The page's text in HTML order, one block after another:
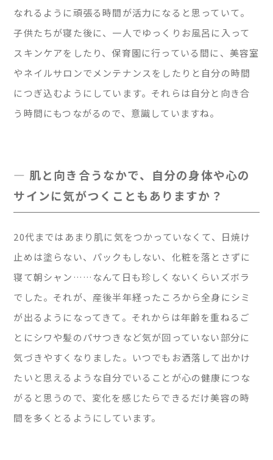
なれるように頑張る時間が活力になると思っていて。
子供たちが寝た後に、一人でゆっくりお風呂に入って
スキンケアをしたり、保育園に行っている間に、美容室
やネイルサロンでメンテナンスをしたりと自分の時間
につぎ込むようにしています。それらは自分と向き合
う時間にもつながるので、意識していますね。
— 肌と向き合うなかで、自分の身体や心の
サインに気がつくこともありますか？
20代まではあまり肌に気をつかっていなくて、日焼け
止めは塗らない、パックもしない、化粧を落とさずに
寝て朝シャン……なんて日も珍しくないくらいズボラ
でした。それが、産後半年経ったころから全身にシミ
が出るようになってきて。それからは年齢を重ねるご
とにシワや髪のパサつきなど気が回っていない部分に
気づきやすくなりました。いつでもお洒落して出かけ
たいと思えるような自分でいることが心の健康につな
がると思うので、変化を感じたらできるだけ美容の時
間を多くとるようにしています。